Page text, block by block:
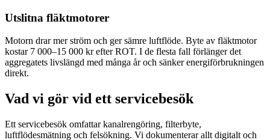
Utslitna fläktmotorer
Motorn drar mer ström och ger sämre luftflöde. Byte av fläktmotor
kostar 7 000–15 000 kr efter ROT. I de flesta fall förlänger det
aggregatets livslängd med många år och sänker energiförbrukningen
direkt.
Vad vi gör vid ett servicebesök
Ett servicebesök omfattar kanalrengöring, filterbyte,
luftflödesmätning och felsökning. Vi dokumenterar allt digitalt och